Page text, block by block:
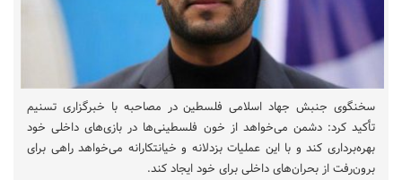
سخنگوی جنبش جهاد اسلامی فلسطین در مصاحبه با خبرگزاری تسنیم
تأکید کرد: دشمن می‌خواهد از خون فلسطینی‌ها در بازی‌های داخلی خود
بهره‌برداری کند و با این عملیات بزدلانه و خیانتکارانه می‌خواهد راهی برای
برون‌رفت از بحران‌های داخلی‌ برای خود ایجاد کند.